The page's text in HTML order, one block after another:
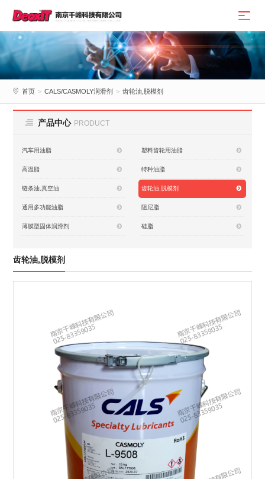
首页 > CALS/CASMOLY润滑剂 > 齿轮油,脱模剂
产品中心 PRODUCT
汽车用油脂 塑料齿轮用油脂
高温脂 特种油脂
链条油,真空油 齿轮油,脱模剂
通用多功能油脂 阻尼脂
薄膜型固体润滑剂 硅脂
齿轮油,脱模剂